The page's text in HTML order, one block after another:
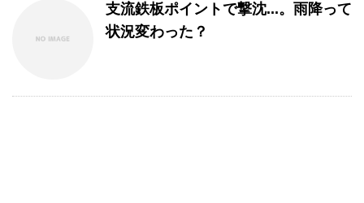
支流鉄板ポイントで撃沈...。雨降って
状況変わった？